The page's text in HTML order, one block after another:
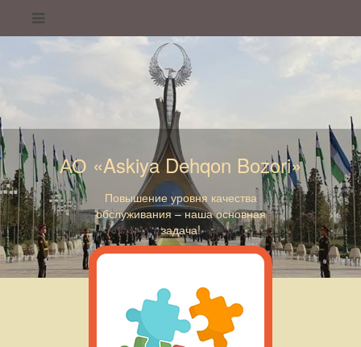
АО «Askiya Dehqon Bozori»
Повышение уровня качества
обслуживания – наша основная
задача!
АО «Askiya Dehqon Bozori»
АО «Askiya Dehqon Bozori»
АО «Askiya Dehqon Bozori»